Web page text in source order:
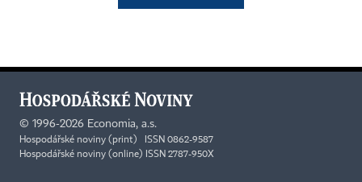
© 1996-2026 Economia, a.s.
Hospodářské noviny (print) ISSN 0862-9587
Hospodářské noviny (online) ISSN 2787-950X